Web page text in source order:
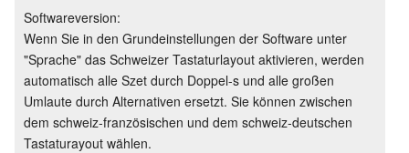
Softwareversion:
Wenn Sie in den Grundeinstellungen der Software unter
"Sprache" das Schweizer Tastaturlayout aktivieren, werden
automatisch alle Szet durch Doppel-s und alle großen
Umlaute durch Alternativen ersetzt. Sie können zwischen
dem schweiz-französischen und dem schweiz-deutschen
Tastaturayout wählen.